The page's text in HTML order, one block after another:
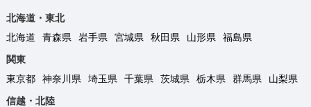
北海道・東北
北海道
青森県 岩手県 宮城県 秋田県 山形県
福島県
関東
東京都
神奈川県 埼玉県 千葉県 茨城県 栃木県 群馬県
山梨県
信越・北陸